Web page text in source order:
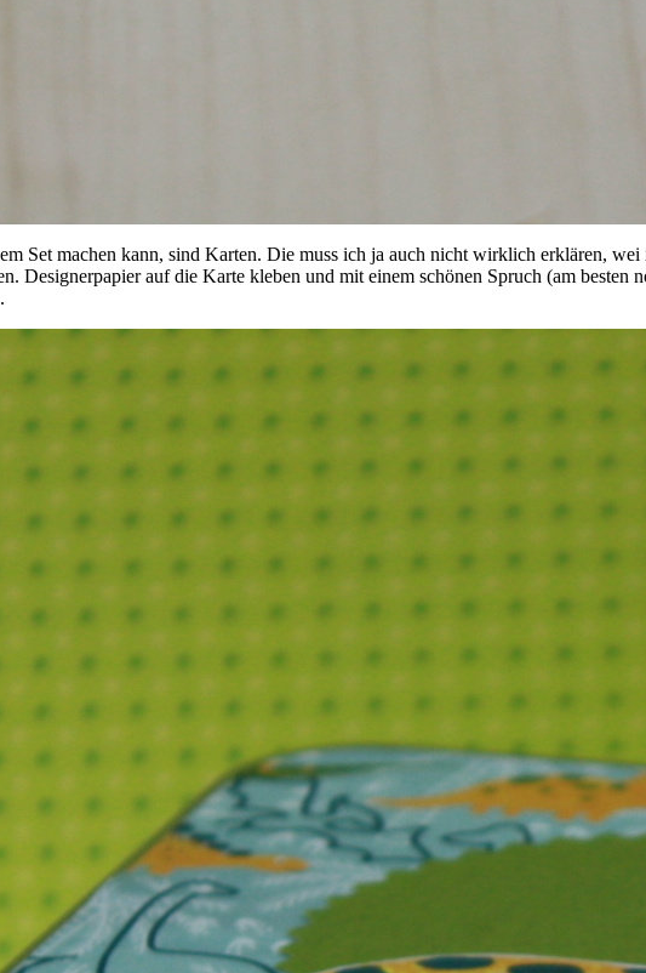
Set machen kann, sind Karten. Die muss ich ja auch nicht wirklich erklären,
Designerpapier auf die Karte kleben und mit einem schönen Spruch (am besten